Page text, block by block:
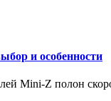
и особенности
Mini-Z полон